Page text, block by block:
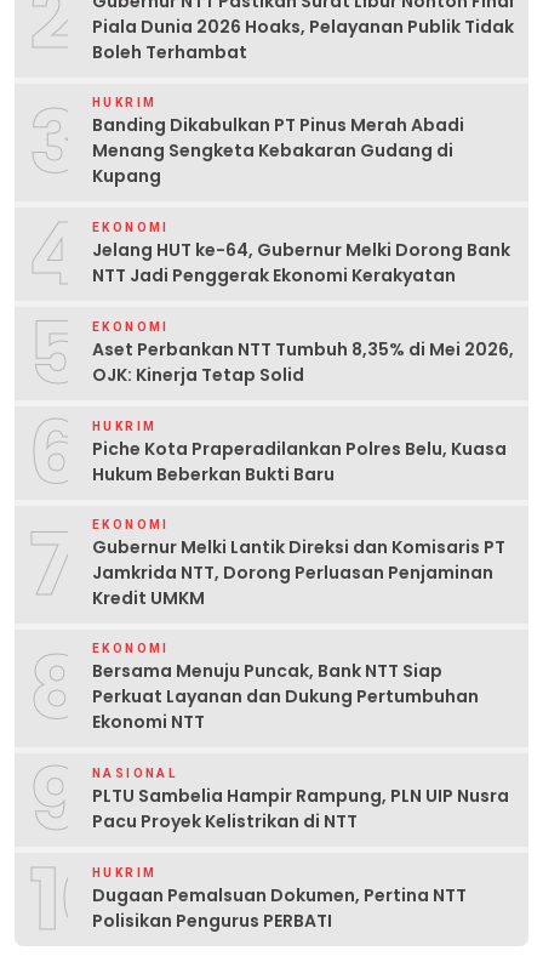
Piala Dunia 2026 Hoaks, Pelayanan Publik Tidak
Boleh Terhambat
3 HUKRIM
Banding Dikabulkan PT Pinus Merah Abadi
Menang Sengketa Kebakaran Gudang di
Kupang
4 EKONOMI
Jelang HUT ke-64, Gubernur Melki Dorong Bank
NTT Jadi Penggerak Ekonomi Kerakyatan
5 EKONOMI
Aset Perbankan NTT Tumbuh 8,35% di Mei 2026,
OJK: Kinerja Tetap Solid
6 HUKRIM
Piche Kota Praperadilankan Polres Belu, Kuasa
Hukum Beberkan Bukti Baru
7 EKONOMI
Gubernur Melki Lantik Direksi dan Komisaris PT
Jamkrida NTT, Dorong Perluasan Penjaminan
Kredit UMKM
8 EKONOMI
Bersama Menuju Puncak, Bank NTT Siap
Perkuat Layanan dan Dukung Pertumbuhan
Ekonomi NTT
9 NASIONAL
PLTU Sambelia Hampir Rampung, PLN UIP Nusra
Pacu Proyek Kelistrikan di NTT
10HUKRIM
Dugaan Pemalsuan Dokumen, Pertina NTT
Polisikan Pengurus PERBATI